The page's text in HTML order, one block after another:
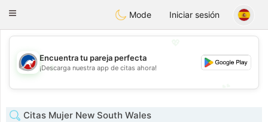
Australia Chat
Toggle
Mode Iniciar sesión
💕
Encuentra tu pareja perfecta
¡Descarga nuestra app de citas ahora!
Citas Mujer New South Wales